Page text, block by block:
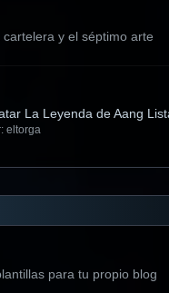
y el séptimo arte
La Leyenda de Aang
eltorga
para tu propio blog